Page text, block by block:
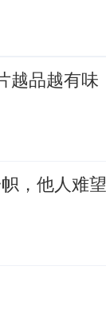
越品越有味
，他人难望